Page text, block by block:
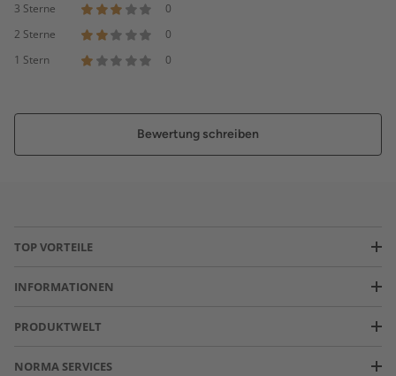
3 Sterne
0
2 Sterne
0
1 Stern
0
Bewertung schreiben
TOP VORTEILE
INFORMATIONEN
PRODUKTWELT
NORMA SERVICES